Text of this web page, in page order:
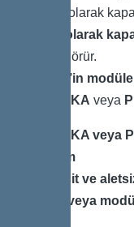
otomatik olarak
manuel olarak
da işlev görür.
KESSEL’in
Staufix FKA veya
Staufix FKA veya
dönüşüm
Hızlı, basit ve
Tam set veya